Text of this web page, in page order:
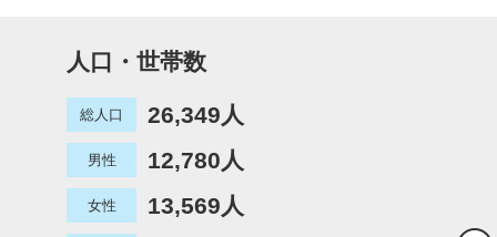
人口・世帯数
総人口 26,349人
男性 12,780人
女性 13,569人